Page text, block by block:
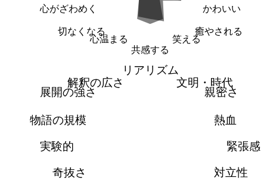
かわいい
癒やされる
笑える
共感する
心温まる
切なくなる
心がざわめく
リアリズム
文明・時代
親密さ
熱血
緊張感
対立性
奇抜さ
実験的
物語の規模
展開の強さ
解釈の広さ